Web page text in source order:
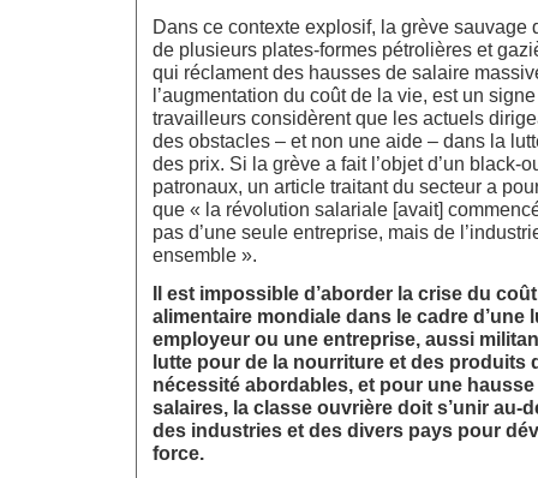
Dans ce contexte explosif, la grève sauvage
de plusieurs plates-formes pétrolières et
qui réclament des hausses de salaire
l’augmentation du coût de la vie, est un
travailleurs considèrent que les actuels
des obstacles – et non une aide – dans la
des prix. Si la grève a fait l’objet d’un black-
patronaux, un article traitant du secteur a
que « la révolution salariale [avait]
pas d’une seule entreprise, mais de
ensemble ».
Il est impossible d’aborder la crise du
alimentaire mondiale dans le cadre d’une
employeur ou une entreprise, aussi
lutte pour de la nourriture et des produits
nécessité abordables, et pour une
salaires, la classe ouvrière doit s’unir au-
des industries et des divers pays pour
force.